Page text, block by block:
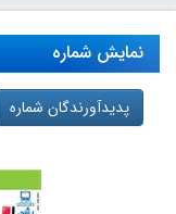
نمایش شماره
پدیدآورندگان شماره